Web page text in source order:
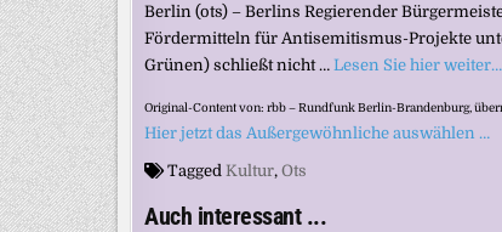
Berlin (ots) – Berlins Regierender
Fördermitteln für Antisemitismus-Projekte
Grünen) schließt nicht … Lesen Sie hier weiter…
Original-Content von: rbb – Rundfunk Berlin-Brandenburg,
Hier jetzt das Außergewöhnliche auswählen …
Tagged Kultur, Ots
Auch interessant ...